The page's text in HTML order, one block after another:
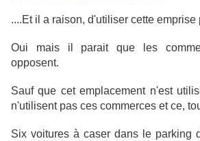
....Et il a raison, d'utiliser cette emprise
Oui mais il parait que les
opposent.
Sauf que cet emplacement n'est
n'utilisent pas ces commerces et ce,
Six voitures à caser dans le parking